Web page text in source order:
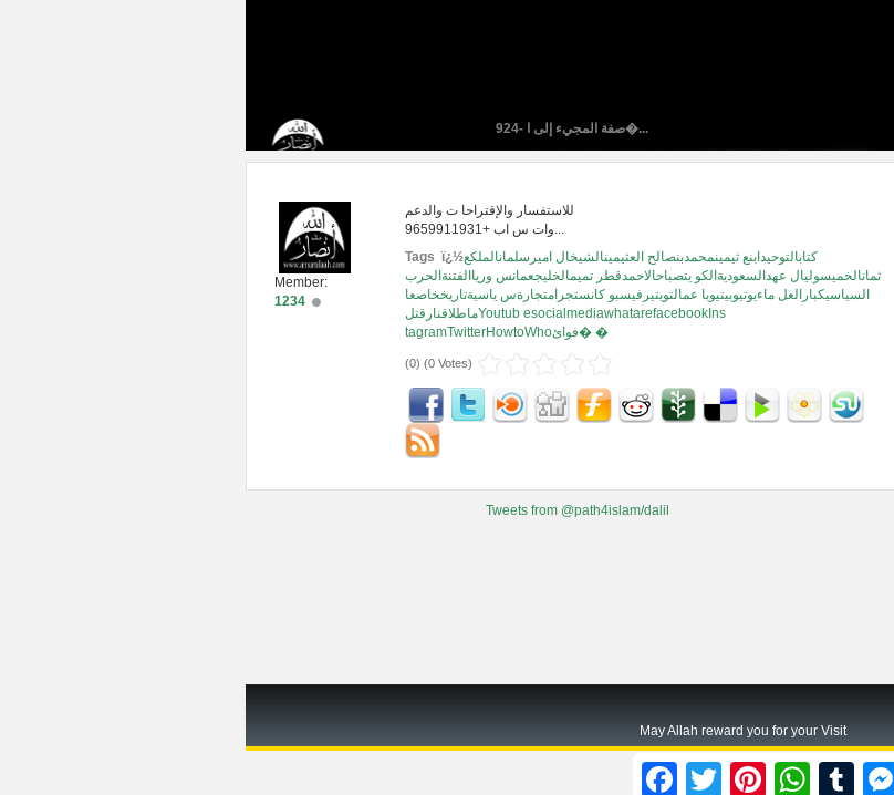
924- صفة المجيء إلى ا�...
Member:
1234
للاستفسار والإقتراحا ت والدعم
وات س اب +9659911931...
Tags ï¿½كتابالتوحيدابنع ثيمينمحمدبنصالح العثيمينالشيخال اميرسلمانالملكع
ثمانالخميسوليال عهدالسعوديةالكو يتصباحالاحمدقطر تميمالخليجعمانس ورياالفتنةالحرب
السياسيكبارالعل ماءيوتيوبيتيوبا عمالتويتيرفيسبو كانستجرامتجارةس ياسيةتاريخخاصعا
ماطلاقنارقتلYoutub esocialmediawhatarefacebookIns
tagramTwitterHowtoWhoفوائ� �
(0) (0 Votes)
Tweets from @path4islam/dalil
May Allah reward you for your Visit
FacebookTwitter Pinterest WhatsAppTumblr